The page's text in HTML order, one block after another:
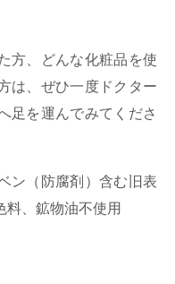
方、どんな化粧品を使
は、ぜひ一度ドクター
足を運んでみてくださ
ン（防腐剤）含む旧表
料、鉱物油不使用